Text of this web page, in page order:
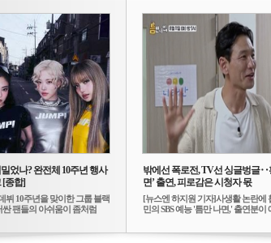
었나? 완전체 10주년 행사
[종합]
뷔 10주년을 맞이한 그룹 블랙
팬들의 아쉬움이 좀처럼
밖에선 폭로전, TV선 싱글벙글‥
면’ 출연, 피로감은 시청자 몫
[뉴스엔 하지원 기자]사생활 논란에
민의 SBS 예능 '틈만 나면,' 출연분이